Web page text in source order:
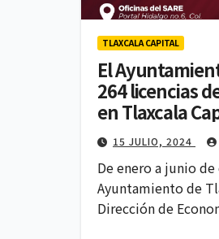
TLAXCALA CAPITAL
El
264 licencias
en Tlaxcala
15 JULIO, 2024
De enero a junio
Ayuntamiento de
Dirección de